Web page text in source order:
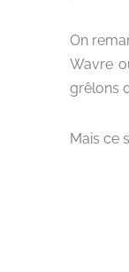
On
Wavre
grêlons
Mais ce